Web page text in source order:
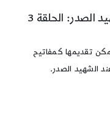
الصدر: الحلقة 3
تقديمها كمفاتيح
الشهيد الصدر.